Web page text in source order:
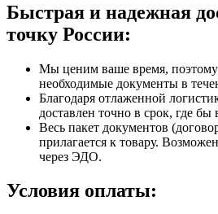
Быстрая и надежная
точку России:
Мы ценим ваше время, поэтому
необходимые документы в
Благодаря отлаженной
доставлен точно в срок, где
Весь пакет документов
прилагается к товару.
через ЭДО.
Условия оплаты: